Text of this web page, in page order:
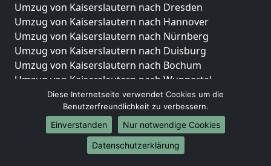
Umzug von Kaiserslautern nach Dresden
Umzug von Kaiserslautern nach Hannover
Umzug von Kaiserslautern nach Nürnberg
Umzug von Kaiserslautern nach Duisburg
Umzug von Kaiserslautern nach Bochum
Umzug von Kaiserslautern nach Wuppertal
Umzug von Kaiserslautern nach Bielefeld
Umzug von Kaiserslautern nach Bonn
Umzug von Kaiserslautern nach Münster
Internationale-Umzüge
Diese Internetseite verwendet Cookies um die
Benutzerfreundlichkeit zu verbessern.
Einverstanden
Nur notwendige Cookies
Datenschutzerklärung